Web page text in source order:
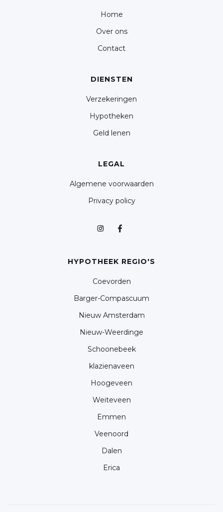
Home
Over ons
Contact
DIENSTEN
Verzekeringen
Hypotheken
Geld lenen
LEGAL
Algemene voorwaarden
Privacy policy
HYPOTHEEK REGIO'S
Coevorden
Barger-Compascuum
Nieuw Amsterdam
Nieuw-Weerdinge
Schoonebeek
klazienaveen
Hoogeveen
Weiteveen
Emmen
Veenoord
Dalen
Erica